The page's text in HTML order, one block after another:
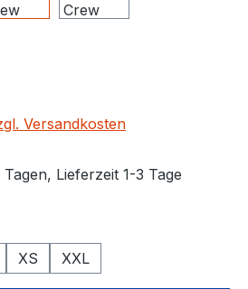
Versandkosten
Lieferzeit 1-3 Tage
XS XXL